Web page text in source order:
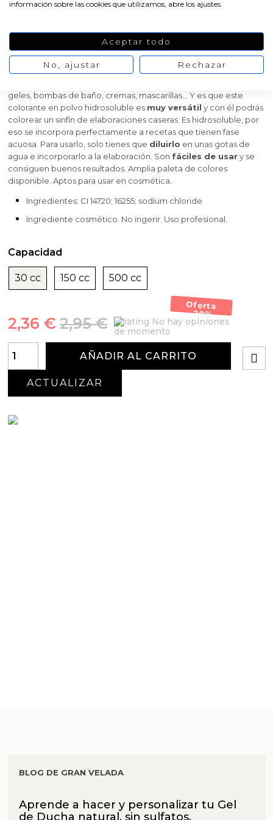
información sobre las cookies que utilizamos, abre los ajustes.
Aceptar todo
No, ajustar Rechazar
Colorante rojo fresa CI 14720; 16255. Tinte rojo grado cosmético
soluble en agua. Llena tus cosméticos caseros de color con el
colorante en polvo rojo fresa de Gran Velada. Se trata de un
geles, bombas de baño, cremas, mascarillas… Y es que este
colorante en polvo hidrosoluble es muy versátil y con él podrás
colorear un sinfín de elaboraciones caseras. Es hidrosoluble, por
eso se incorpora perfectamente a recetas que tienen fase
acuosa. Para usarlo, solo tienes que diluirlo en unas gotas de
agua e incorporarlo a la elaboración. Son fáciles de usary se
consiguen buenos resultados. Amplia paleta de colores
disponible. Aptos para usar en cosmética.
Ingredientes: CI 14720; 16255; sodium chloride
Ingrediente cosmético. No ingerir. Uso profesional.
Capacidad
30 cc 150 cc 500 cc
Oferta
-20%
2,95 €
2,36 €
No hay opiniones
de momento
AÑADIR AL CARRITO
BLOG DE GRAN VELADA
Aprende a hacer y personalizar tu Gel
de Ducha natural, sin sulfatos.